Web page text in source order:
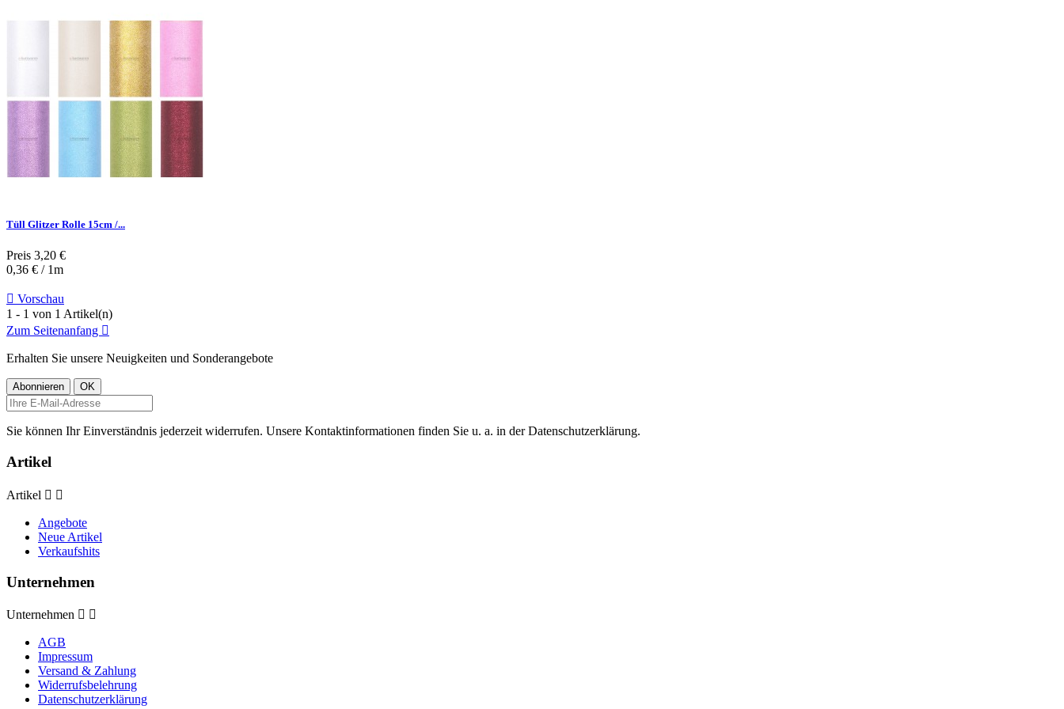
Tüll Glitzer Rolle 15cm /...
Preis 3,20 €
0,36 € / 1m
 Vorschau
1 - 1 von 1 Artikel(n)
Zum Seitenanfang 
Erhalten Sie unsere Neuigkeiten und Sonderangebote
Sie können Ihr Einverständnis jederzeit widerrufen. Unsere Kontaktinformationen finden Sie u. a. in der Datenschutzerklärung.
Artikel
Artikel  
Angebote
Neue Artikel
Verkaufshits
Unternehmen
Unternehmen  
AGB
Impressum
Versand & Zahlung
Widerrufsbelehrung
Datenschutzerklärung